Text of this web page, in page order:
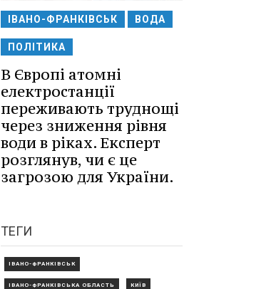
ІВАНО-ФРАНКІВСЬК ВОДА
ПОЛІТИКА
В Європі атомні
електростанції
переживають труднощі
через зниження рівня
води в ріках. Експерт
розглянув, чи є це
загрозою для України.
ТЕГИ
ІВАНО-ФРАНКІВСЬК
ІВАНО-ФРАНКІВСЬКА ОБЛАСТЬ КИЇВ